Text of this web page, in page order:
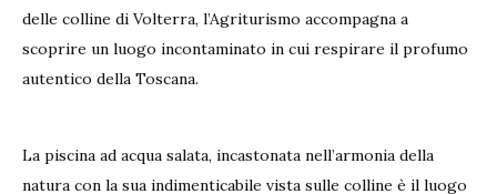
delle colline di Volterra, l’Agriturismo accompagna a
scoprire un luogo incontaminato in cui respirare il profumo
autentico della Toscana.
La piscina ad acqua salata, incastonata nell’armonia della
natura con la sua indimenticabile vista sulle colline è il luogo